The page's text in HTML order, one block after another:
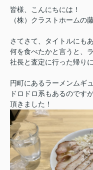
皆様、こんにちには！
（株）クラストホームの
さてさて、タイトルにも
何を食べたかと言うと、
社長と査定に行った帰り
円町にあるラーメンムギ
ドロドロ系もあるのです
頂きました！